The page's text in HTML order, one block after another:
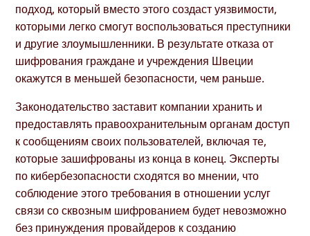
подход, который вместо этого создаст уязвимости,
которыми легко смогут воспользоваться преступники
и другие злоумышленники. В результате отказа от
шифрования граждане и учреждения Швеции
окажутся в меньшей безопасности, чем раньше.
Законодательство заставит компании хранить и
предоставлять правоохранительным органам доступ
к сообщениям своих пользователей, включая те,
которые зашифрованы из конца в конец. Эксперты
по кибербезопасности сходятся во мнении, что
соблюдение этого требования в отношении услуг
связи со сквозным шифрованием будет невозможно
без принуждения провайдеров к созданию